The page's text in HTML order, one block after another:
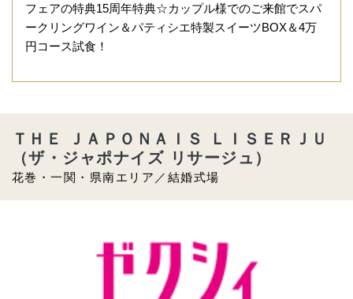
フェアの特典15周年特典☆カップル様でのご来館でスパ
ークリングワイン＆パティシエ特製スイーツBOX＆4万
円コース試食！
花巻・一関・県南エリア／結婚式場
ＴＨＥ ＪＡＰＯＮＡＩＳ ＬＩＳＥＲＪＵ
（ザ・ジャポナイズ リサージュ）